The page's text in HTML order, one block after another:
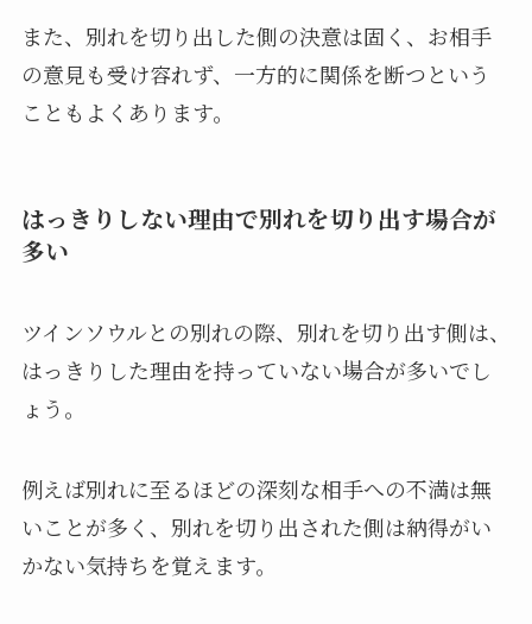
また、別れを切り出した側の決意は固く、お相手
の意見も受け容れず、一方的に関係を断つという
こともよくあります。
はっきりしない理由で別れを切り出す場合が
多い
ツインソウルとの別れの際、別れを切り出す側は、
はっきりした理由を持っていない場合が多いでし
ょう。
例えば別れに至るほどの深刻な相手への不満は無
いことが多く、別れを切り出された側は納得がい
かない気持ちを覚えます。